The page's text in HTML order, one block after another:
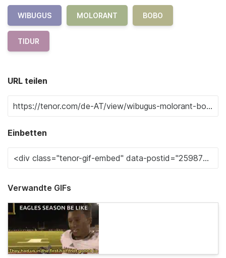
WIBUGUS MOLORANT BOBO
TIDUR
URL teilen
Einbetten
Verwandte GIFs